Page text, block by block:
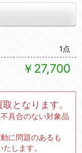
1点
￥27,700
となります。
具合のない対象品
に問題のあるも
します。